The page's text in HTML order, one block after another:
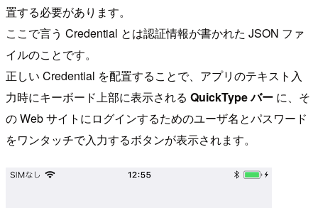
置する必要があります。
ここで言う Credential とは認証情報が書かれた JSON ファ
イルのことです。
正しい Credential を配置することで、アプリのテキスト入
力時にキーボード上部に表示される QuickType バー に、そ
の Web サイトにログインするためのユーザ名とパスワード
をワンタッチで入力するボタンが表示されます。